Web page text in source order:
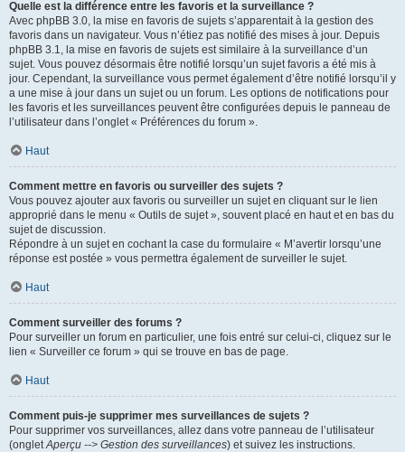
Quelle est la différence entre les favoris et la surveillance ?
Avec phpBB 3.0, la mise en favoris de sujets s’apparentait à la gestion des
favoris dans un navigateur. Vous n’étiez pas notifié des mises à jour. Depuis
phpBB 3.1, la mise en favoris de sujets est similaire à la surveillance d’un
sujet. Vous pouvez désormais être notifié lorsqu’un sujet favoris a été mis à
jour. Cependant, la surveillance vous permet également d’être notifié lorsqu’il y
a une mise à jour dans un sujet ou un forum. Les options de notifications pour
les favoris et les surveillances peuvent être configurées depuis le panneau de
l’utilisateur dans l’onglet « Préférences du forum ».
Haut
Comment mettre en favoris ou surveiller des sujets ?
Vous pouvez ajouter aux favoris ou surveiller un sujet en cliquant sur le lien
approprié dans le menu « Outils de sujet », souvent placé en haut et en bas du
sujet de discussion.
Répondre à un sujet en cochant la case du formulaire « M’avertir lorsqu’une
réponse est postée » vous permettra également de surveiller le sujet.
Haut
Comment surveiller des forums ?
Pour surveiller un forum en particulier, une fois entré sur celui-ci, cliquez sur le
lien « Surveiller ce forum » qui se trouve en bas de page.
Haut
Comment puis-je supprimer mes surveillances de sujets ?
Pour supprimer vos surveillances, allez dans votre panneau de l’utilisateur
(ongletAperçu --> Gestion des surveillances) et suivez les instructions.